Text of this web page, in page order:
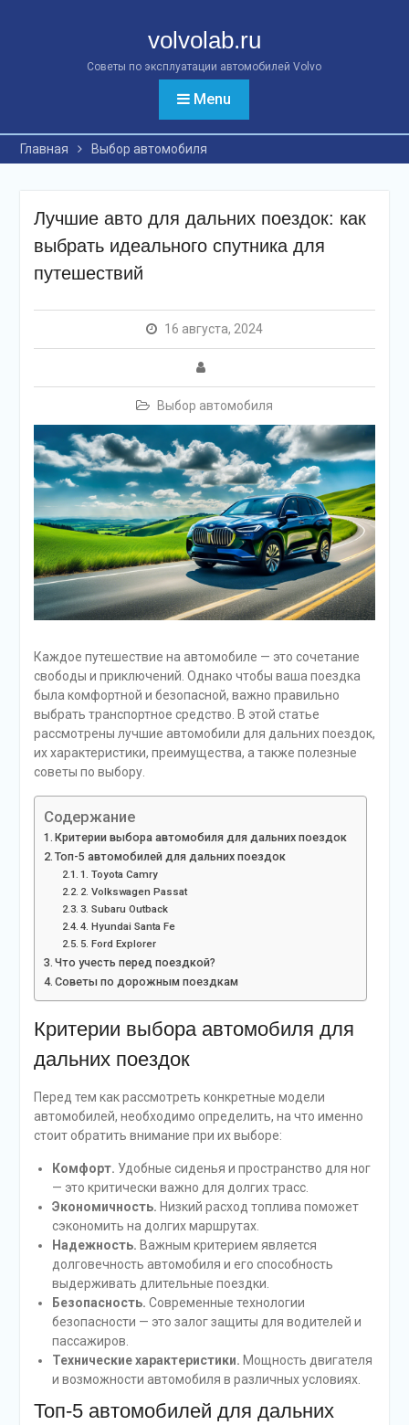
volvolab.ru
Советы по эксплуатации автомобилей Volvo
Menu
Главная Выбор автомобиля
Лучшие авто для дальних поездок: как
выбрать идеального спутника для
путешествий
16 августа, 2024
Выбор автомобиля
Каждое путешествие на автомобиле — это сочетание
свободы и приключений. Однако чтобы ваша поездка
была комфортной и безопасной, важно правильно
выбрать транспортное средство. В этой статье
рассмотрены лучшие автомобили для дальних поездок,
их характеристики, преимущества, а также полезные
советы по выбору.
Содержание
Критерии выбора автомобиля для дальних поездок
Топ-5 автомобилей для дальних поездок
1. Toyota Camry
2. Volkswagen Passat
3. Subaru Outback
4. Hyundai Santa Fe
5. Ford Explorer
Что учесть перед поездкой?
Советы по дорожным поездкам
Критерии выбора автомобиля для
дальних поездок
Перед тем как рассмотреть конкретные модели
автомобилей, необходимо определить, на что именно
стоит обратить внимание при их выборе:
Комфорт. Удобные сиденья и пространство для ног
— это критически важно для долгих трасс.
Экономичность. Низкий расход топлива поможет
сэкономить на долгих маршрутах.
Надежность. Важным критерием является
долговечность автомобиля и его способность
выдерживать длительные поездки.
Безопасность. Современные технологии
безопасности — это залог защиты для водителей и
пассажиров.
Технические характеристики. Мощность двигателя
и возможности автомобиля в различных условиях.
Топ-5 автомобилей для дальних